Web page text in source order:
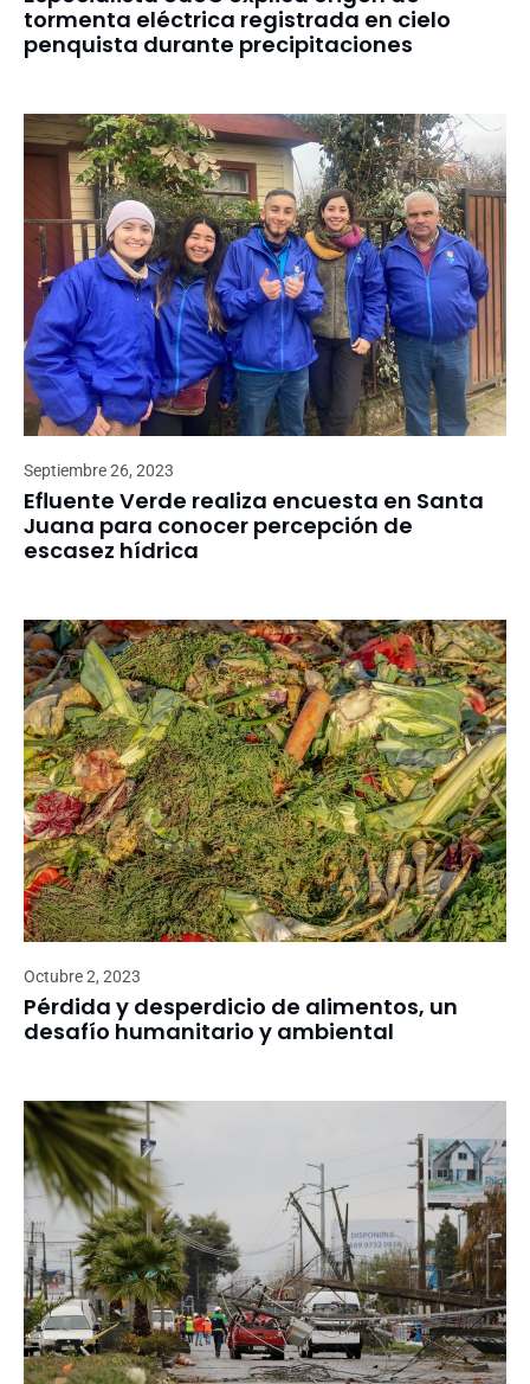
tormenta eléctrica registrada en cielo
penquista durante precipitaciones
Septiembre 26, 2023
Efluente Verde realiza encuesta en Santa
Juana para conocer percepción de
escasez hídrica
Octubre 2, 2023
Pérdida y desperdicio de alimentos, un
desafío humanitario y ambiental